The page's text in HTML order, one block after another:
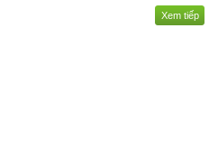
Xem tiếp